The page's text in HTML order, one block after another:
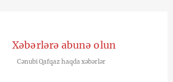
Xəbərlərə abunə olun
Cənubi Qafqaz haqda xəbərlər